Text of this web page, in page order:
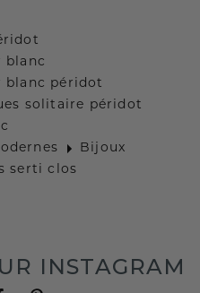
blanc
blanc péridot
solitaire péridot
Bijoux
serti clos
INSTAGRAM